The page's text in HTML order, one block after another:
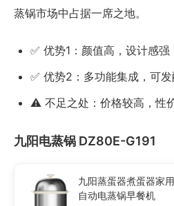
蒸锅市场中占据一席之地。
✅ 优势1：颜值高，设计感
✅ 优势2：多功能集成，可
⚠️ 不足之处：价格较高，性
九阳电蒸锅 DZ80E-G191
九阳蒸蛋器煮蛋器家
自动电蒸锅早餐机